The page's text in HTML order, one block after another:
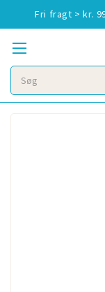
Fri fragt > kr.
Søg